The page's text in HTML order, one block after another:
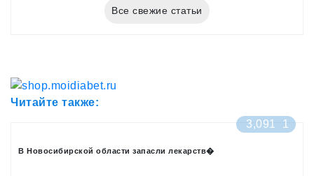
Все свежие статьи
Читайте также:
3,091
1
В Новосибирской области запасли лекарств�